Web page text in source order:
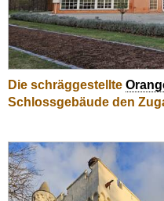
Die schräggestellte
Schlossgebäude den